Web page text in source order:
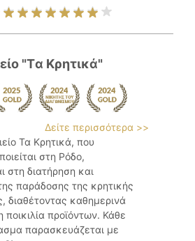
"Tα Κρητικά"
Δείτε περισσότερα >>
Τα Κρητικά, που
στη Ρόδο,
στη διατήρηση και
παράδοσης της κρητικής
διαθέτοντας καθημερινά
ποικιλία προϊόντων. Κάθε
παρασκευάζεται με